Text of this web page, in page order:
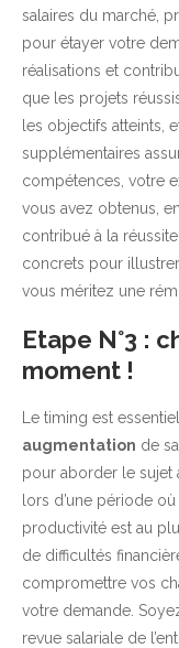
salaires du marché,
pour étayer votre
réalisations et
que les projets
les objectifs atteints,
supplémentaires
compétences, votre
vous avez obtenus,
contribué à la
concrets pour
vous méritez une
Etape N°3 :
moment !
Le timing est
augmentation de
pour aborder le sujet
lors d’une période
productivité est au
de difficultés
compromettre vos
votre demande.
revue salariale de